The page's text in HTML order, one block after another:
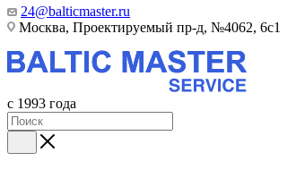
24@balticmaster.ru
Москва, Проектируемый пр-д, №4062, 6с1
с 1993 года